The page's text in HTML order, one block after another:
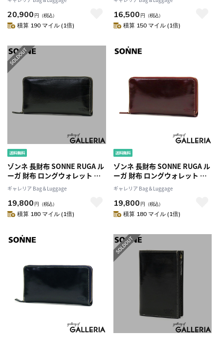
SHOULDERBUSINESS BAG シ
ョルダー 2WAY ビジネス A4 通
勤 撥水 手持ち バッグ ノートPC
20,900 円 （税込）
積算 190 マイル (1倍)
グ 小さめ A4 リュックサック 通
勤 撥水 メンズ SODL003
16,500 円 （税込）
積算 150 マイル (1倍)
ゾンネ 長財布 SONNE RUGA ル
ーガ 財布 ロングウォレット 本
革 革 ラウンドファスナー ファ
スナー 大容量 カード入れ 多い
小銭入れ 仕切り シンプル メン
ズ レディース SORU001
ギャレリア Bag＆Luggage
19,800 円 （税込）
積算 180 マイル (1倍)
ゾンネ 長財布 SONNE RUGA ル
ーガ 財布 ロングウォレット 本
革 革 ラウンドファスナー ファ
スナー 大容量 カード入れ 多い
小銭入れ 仕切り シンプル メン
ズ レディース SORU001
ギャレリア Bag＆Luggage
19,800 円 （税込）
積算 180 マイル (1倍)